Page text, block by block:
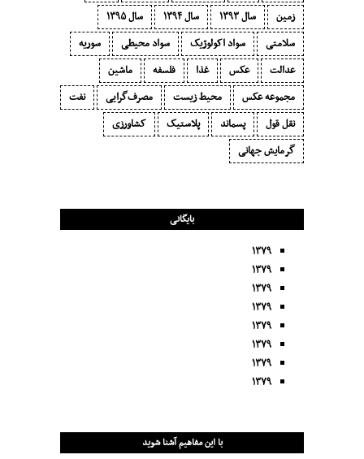
زمین سال ۱۳۹۳ سال ۱۳۹۴
سال ۱۳۹۵
سلامتی
سواد اکولوژیک سواد محیطی
سوریه
عدالت
عکس غذا فلسفه
ماشین
مجموعه عکس
محیط زیست مصرف‌گرایی‬
نفت
نقل قول
پسماند پلاستیک
کشاورزی
گرمایش جهانی
بایگانی
۱۳۷۹
۱۳۷۹
۱۳۷۹
۱۳۷۹
۱۳۷۹
۱۳۷۹
۱۳۷۹
۱۳۷۹
با این مفاهیم آشنا شوید